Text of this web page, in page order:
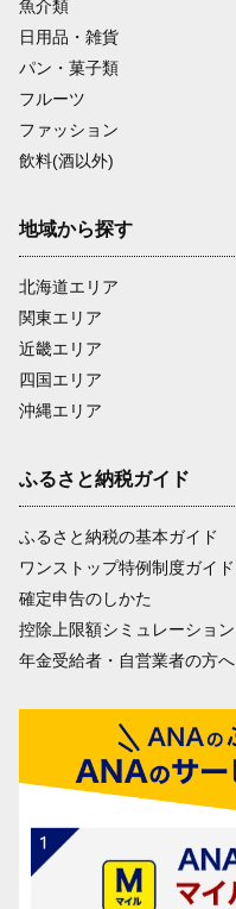
魚介類
日用品・雑貨
パン・菓子類
フルーツ
ファッション
飲料(酒以外)
地域から探す
北海道エリア
関東エリア
近畿エリア
四国エリア
沖縄エリア
ふるさと納税ガイド
ふるさと納税の基本ガイド
ワンストップ特例制度ガイド
確定申告のしかた
控除上限額シミュレーション
年金受給者・自営業者の方へ